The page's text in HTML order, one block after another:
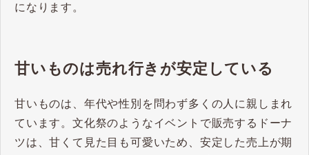
になります。
甘いものは売れ行きが安定している
甘いものは、年代や性別を問わず多くの人に親しまれ
ています。文化祭のようなイベントで販売するドーナ
ツは、甘くて見た目も可愛いため、安定した売上が期